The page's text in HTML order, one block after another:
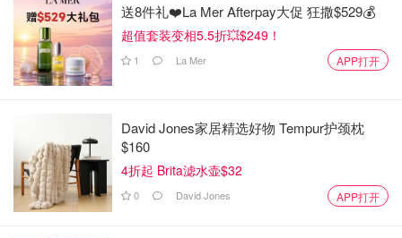
送8件礼❤️La Mer Afterpay大促 狂撒$529💰
超值套装变相5.5折💥$249！
1 La Mer APP打开
David Jones家居精选好物 Tempur护颈枕
$160
4折起 Brita滤水壶$32
0 David Jones APP打开